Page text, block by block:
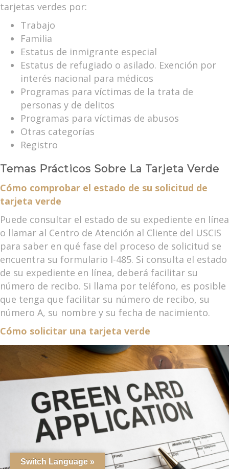
tarjetas verdes por:
Trabajo
Familia
Estatus de inmigrante especial
Estatus de refugiado o asilado. Exención por
interés nacional para médicos
Programas para víctimas de la trata de
personas y de delitos
Programas para víctimas de abusos
Otras categorías
Registro
Temas Prácticos Sobre La Tarjeta Verde
Cómo comprobar el estado de su solicitud de
tarjeta verde
Puede consultar el estado de su expediente en línea
o llamar al Centro de Atención al Cliente del USCIS
para saber en qué fase del proceso de solicitud se
encuentra su formulario I-485. Si consulta el estado
de su expediente en línea, deberá facilitar su
número de recibo. Si llama por teléfono, es posible
que tenga que facilitar su número de recibo, su
número A, su nombre y su fecha de nacimiento.
Cómo solicitar una tarjeta verde
Switch Language »